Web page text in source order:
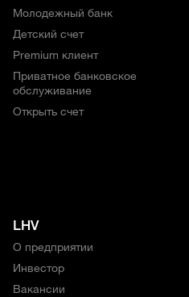
Молодежный банк
Детский счет
Premium клиент
Приватное банковское
обслуживание
Открыть счет
LHV
О предприятии
Инвестор
Вакансии